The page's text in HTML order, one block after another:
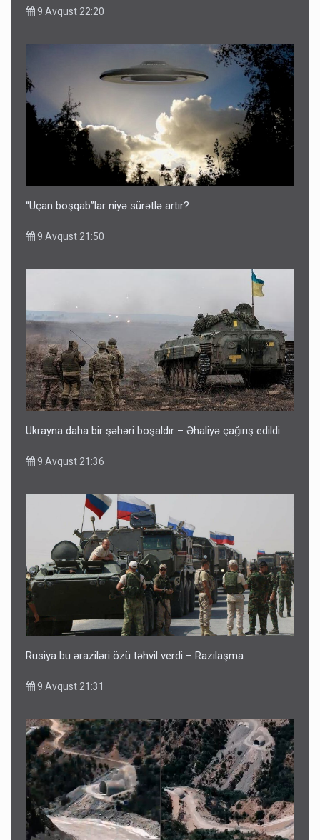
9 Avqust 22:20
“Uçan boşqab”lar niyə sürətlə artır?
9 Avqust 21:50
Ukrayna daha bir şəhəri boşaldır – Əhaliyə çağırış edildi
9 Avqust 21:36
Rusiya bu əraziləri özü təhvil verdi – Razılaşma
9 Avqust 21:31